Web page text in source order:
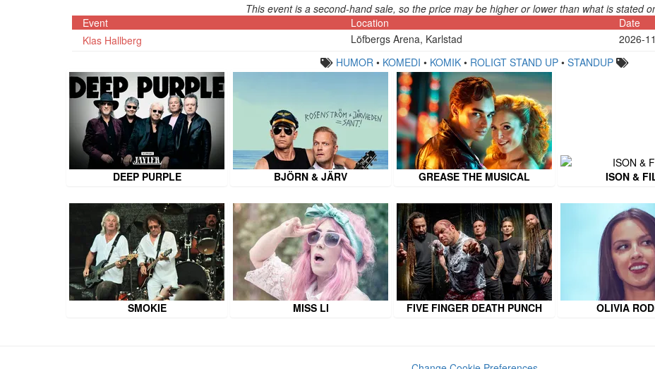
This event is a second-hand sale, so the price may be higher or lower than what is stated
Event
Location
Date
Klas Hallberg
Löfbergs Arena, Karlstad
2026-
HUMOR• KOMEDI • KOMIK• ROLIGT STAND UP• STANDUP
DEEP PURPLE BJÖRN & JÄRV GREASE THE MUSICAL ISON &
SMOKIE MISS LI FIVE FINGER DEATH PUNCH OLIVIA